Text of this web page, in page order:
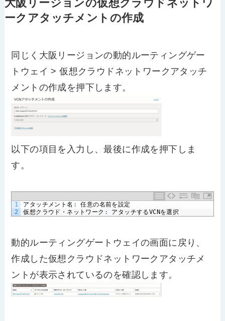
大阪リージョンの仮想クラウドネットワ
ークアタッチメントの作成
同じく大阪リージョンの動的ルーティングゲー
トウェイ > 仮想クラウドネットワークアタッチ
メントの作成を押下します。
以下の項目を入力し、最後に作成を押下しま
す。
1
2
アタッチメント名 :
任意の名前を設定
仮想クラウド・ネットワーク : アタッチするVCNを選択
動的ルーティングゲートウェイの画面に戻り、
作成した仮想クラウドネットワークアタッチメ
ントが表示されているのを確認します。